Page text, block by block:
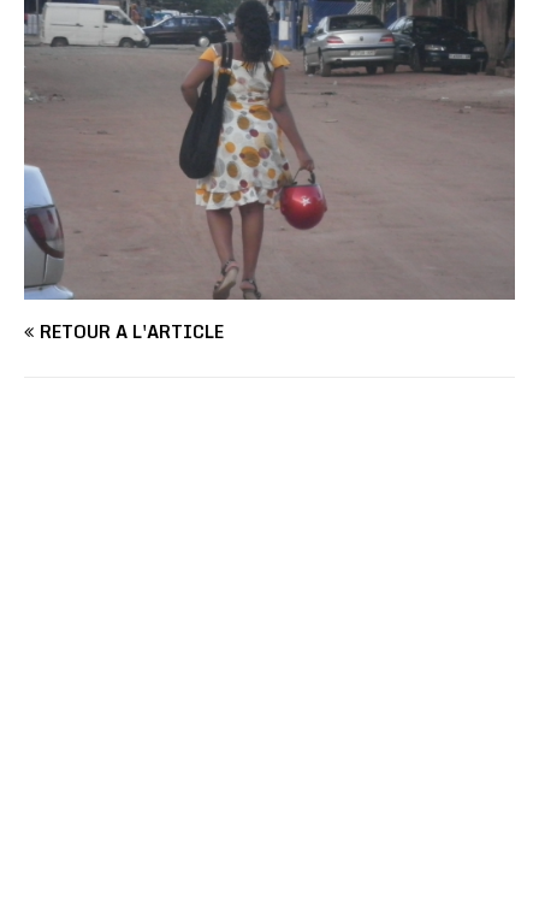
RETOUR À L'ARTICLE